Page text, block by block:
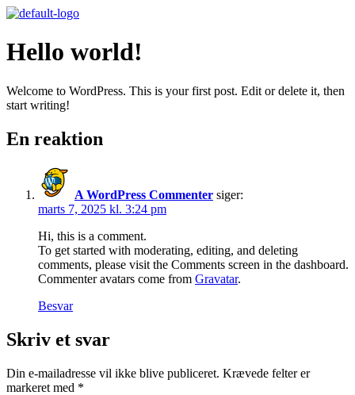
Hello world!
Welcome to WordPress. This is your first post. Edit or delete it, then
start writing!
En reaktion
A WordPress Commenter siger:
marts 7, 2025 kl. 3:24 pm
Hi, this is a comment.
To get started with moderating, editing, and deleting
comments, please visit the Comments screen in the dashboard.
Commenter avatars come from Gravatar.
Besvar
Skriv et svar
Din e-mailadresse vil ikke blive publiceret. Krævede felter er
markeret med *